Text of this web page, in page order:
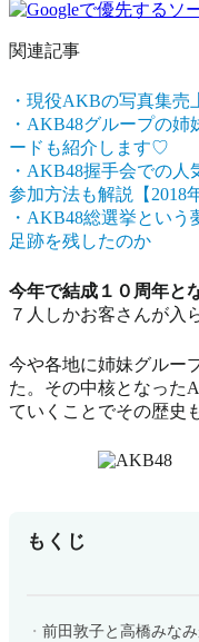
関連記事
・現役AKBの写真集売
・AKB48グループの
ードも紹介します♡
・AKB48握手会での
参加方法も解説【2018
・AKB48総選挙とい
足跡を残したのか
今年で結成１０周年と
７人しかお客さんが入
今や各地に姉妹グルー
た。その中核となった
ていくことでその歴史
もくじ
前田敦子と高橋みな